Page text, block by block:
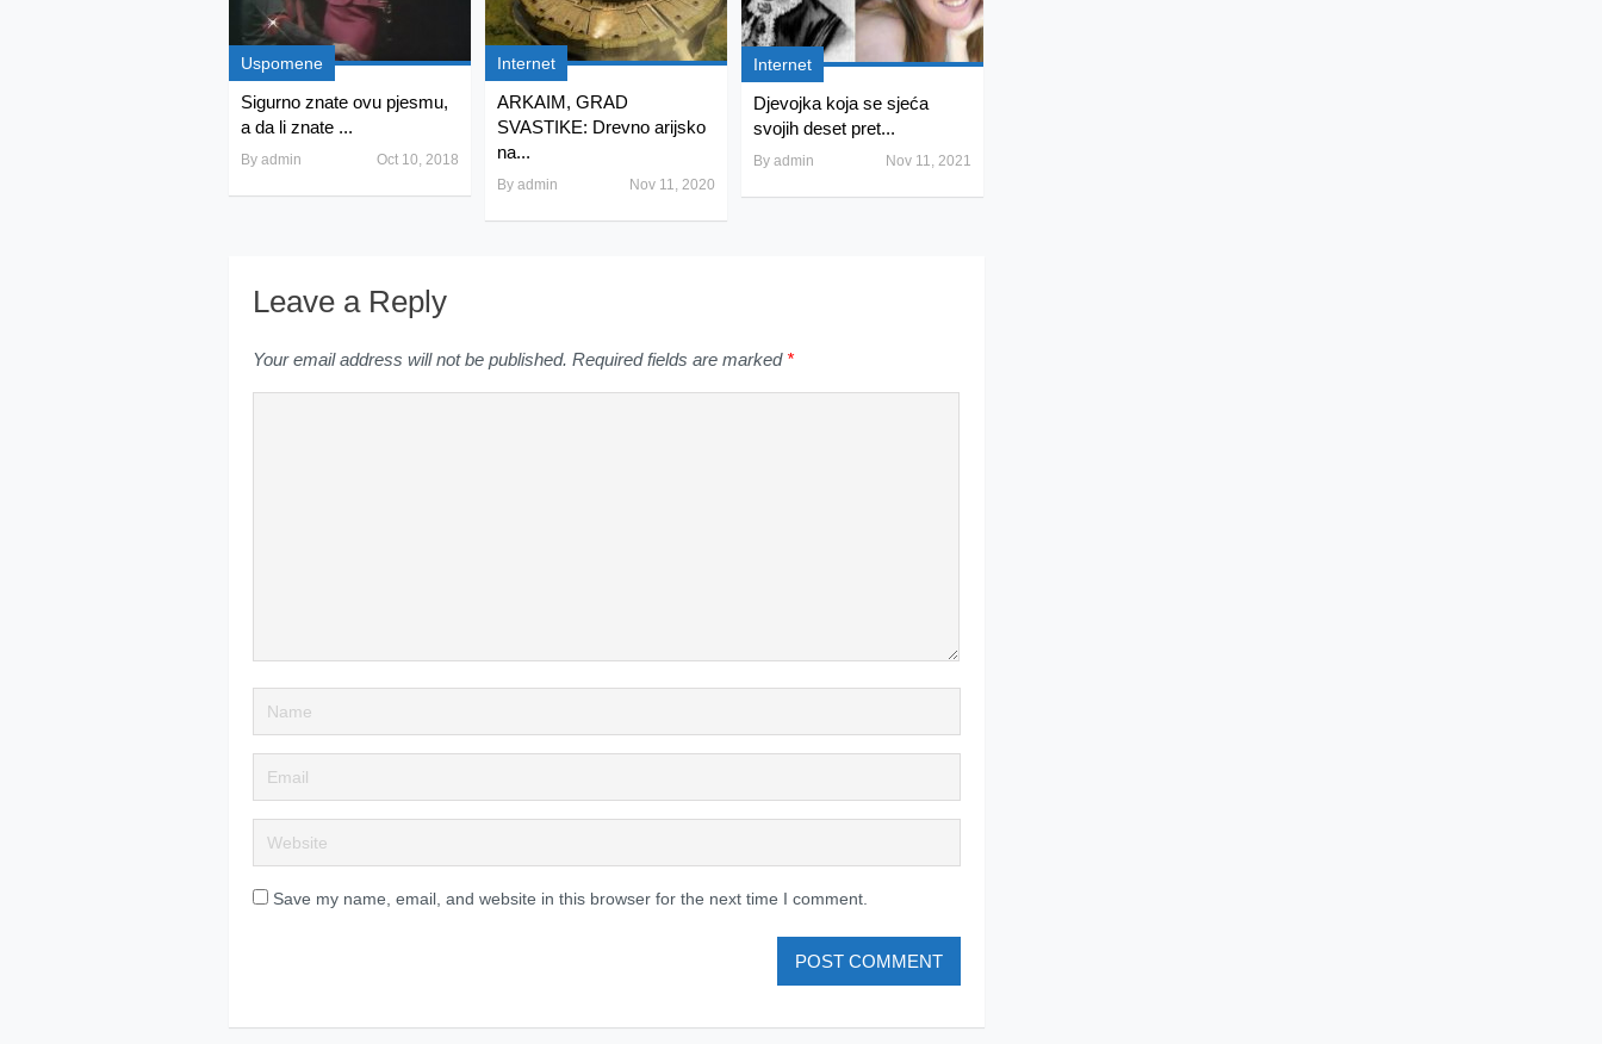
Uspomene
Sigurno znate ovu pjesmu,
a da li znate ...
By admin Oct 10, 2018
Internet
ARKAIM, GRAD
SVASTIKE: Drevno arijsko
na...
By admin Nov 11, 2020
Internet
Djevojka koja se sjeća
svojih deset pret...
By admin Nov 11, 2021
Leave a Reply
Your email address will not be published. Required fields are marked *
Save my name, email, and website in this browser for the next time I comment.